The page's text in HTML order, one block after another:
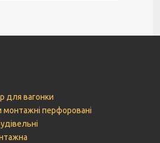
для вагонки
монтажні перфоровані